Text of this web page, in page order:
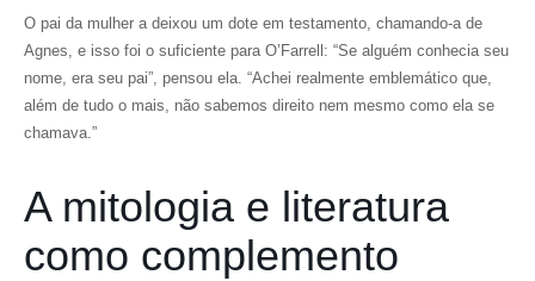
O pai da mulher a deixou um dote em testamento, chamando-a de
Agnes, e isso foi o suficiente para O’Farrell: “Se alguém conhecia seu
nome, era seu pai”, pensou ela. “Achei realmente emblemático que,
além de tudo o mais, não sabemos direito nem mesmo como ela se
chamava.”
A mitologia e literatura
como complemento